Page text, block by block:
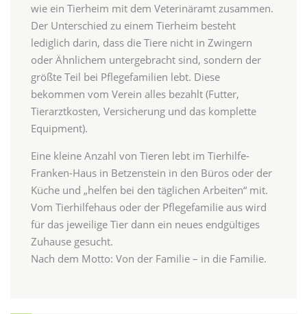
wie ein Tierheim mit dem Veterinäramt zusammen.
Der Unterschied zu einem Tierheim besteht
lediglich darin, dass die Tiere nicht in Zwingern
oder Ähnlichem untergebracht sind, sondern der
größte Teil bei Pflegefamilien lebt. Diese
bekommen vom Verein alles bezahlt (Futter,
Tierarztkosten, Versicherung und das komplette
Equipment).
Eine kleine Anzahl von Tieren lebt im Tierhilfe-
Franken-Haus in Betzenstein in den Büros oder der
Küche und „helfen bei den täglichen Arbeiten“ mit.
Vom Tierhilfehaus oder der Pflegefamilie aus wird
für das jeweilige Tier dann ein neues endgültiges
Zuhause gesucht.
Nach dem Motto: Von der Familie – in die Familie.